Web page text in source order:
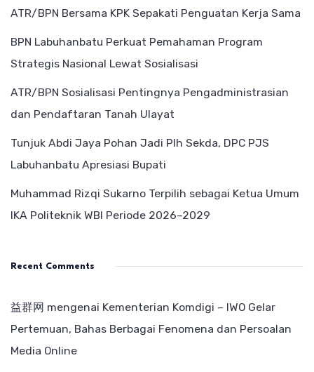
ATR/BPN Bersama KPK Sepakati Penguatan Kerja Sama
BPN Labuhanbatu Perkuat Pemahaman Program
Strategis Nasional Lewat Sosialisasi
ATR/BPN Sosialisasi Pentingnya Pengadministrasian
dan Pendaftaran Tanah Ulayat
Tunjuk Abdi Jaya Pohan Jadi Plh Sekda, DPC PJS
Labuhanbatu Apresiasi Bupati
Muhammad Rizqi Sukarno Terpilih sebagai Ketua Umum
IKA Politeknik WBI Periode 2026–2029
Recent Comments
益群网 mengenai Kementerian Komdigi – IWO Gelar
Pertemuan, Bahas Berbagai Fenomena dan Persoalan
Media Online